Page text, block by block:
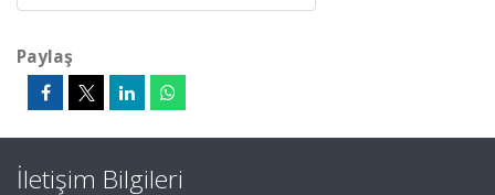
Paylaş
İletişim Bilgileri